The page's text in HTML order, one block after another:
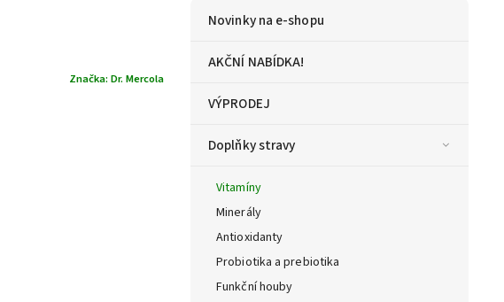
Novinky na e-shopu
AKČNÍ NABÍDKA!
VÝPRODEJ
Doplňky stravy
Vitamíny
Minerály
Antioxidanty
Probiotika a prebiotika
Funkční houby
Značka: Dr. Mercola